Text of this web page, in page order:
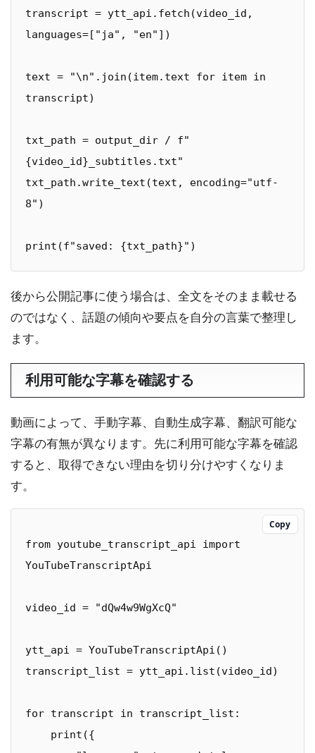
transcript = ytt_api.fetch(video_id,
languages=["ja", "en"])
text = "\n".join(item.text for item in
transcript)
txt_path = output_dir / f"
{video_id}_subtitles.txt"
txt_path.write_text(text, encoding="utf-
8")
print(f"saved: {txt_path}")
後から公開記事に使う場合は、全文をそのまま載せる
のではなく、話題の傾向や要点を自分の言葉で整理し
ます。
利用可能な字幕を確認する
動画によって、手動字幕、自動生成字幕、翻訳可能な
字幕の有無が異なります。先に利用可能な字幕を確認
すると、取得できない理由を切り分けやすくなりま
す。
from youtube_transcript_api import
YouTubeTranscriptApi
video_id = "dQw4w9WgXcQ"
ytt_api = YouTubeTranscriptApi()
transcript_list = ytt_api.list(video_id)
for transcript in transcript_list:
Copy